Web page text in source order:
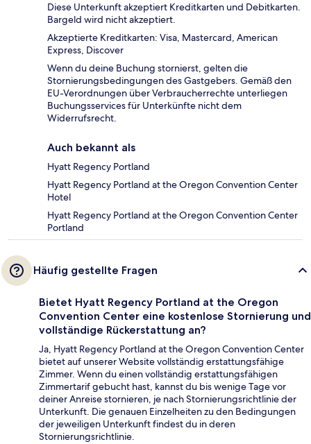
Diese Unterkunft akzeptiert Kreditkarten und Debitkarten.
Bargeld wird nicht akzeptiert.
Akzeptierte Kreditkarten: Visa, Mastercard, American
Express, Discover
Wenn du deine Buchung stornierst, gelten die
Stornierungsbedingungen des Gastgebers. Gemäß den
EU-Verordnungen über Verbraucherrechte unterliegen
Buchungsservices für Unterkünfte nicht dem
Widerrufsrecht.
Auch bekannt als
Hyatt Regency Portland
Hyatt Regency Portland at the Oregon Convention Center
Hotel
Hyatt Regency Portland at the Oregon Convention Center
Portland
Häufig gestellte Fragen
Bietet Hyatt Regency Portland at the Oregon
Convention Center eine kostenlose Stornierung und
vollständige Rückerstattung an?
Ja, Hyatt Regency Portland at the Oregon Convention Center
bietet auf unserer Website vollständig erstattungsfähige
Zimmer. Wenn du einen vollständig erstattungsfähigen
Zimmertarif gebucht hast, kannst du bis wenige Tage vor
deiner Anreise stornieren, je nach Stornierungsrichtlinie der
Unterkunft. Die genauen Einzelheiten zu den Bedingungen
der jeweiligen Unterkunft findest du in deren
Stornierungsrichtlinie.